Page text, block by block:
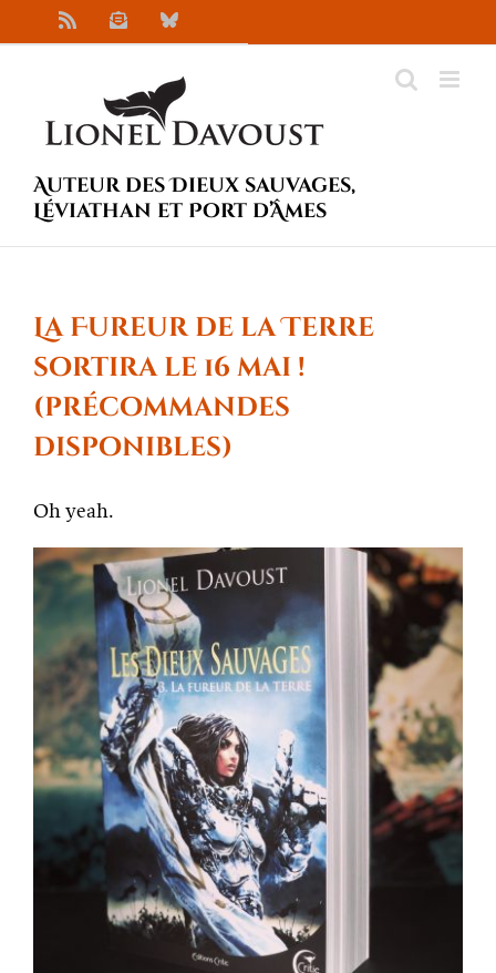
au
NewsletterBluesky
Auteur des Dieux sauvages,
Léviathan et Port d’Âmes
La Fureur de la Terre
sortira le 16 mai !
(précommandes
disponibles)
Oh yeah.